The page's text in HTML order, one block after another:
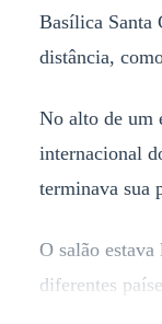
Basílica Santa
distância,
No alto de um
internacional
terminava sua
O salão
diferentes